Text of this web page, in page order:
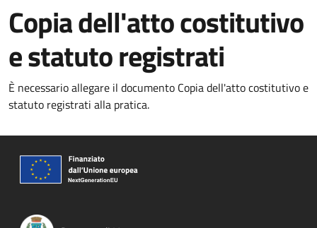
Copia dell'atto costitutivo
e statuto registrati
È necessario allegare il documento Copia dell'atto costitutivo e
statuto registrati alla pratica.